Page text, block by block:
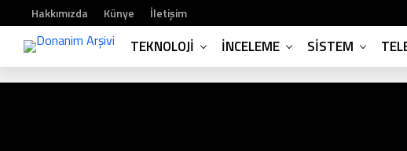
Hakkımızda Künye İletişim
TEKNOLOJI İNCELEME SISTEM